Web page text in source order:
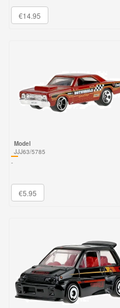
€14.95
Model
JJJ63/5785
-
€5.95